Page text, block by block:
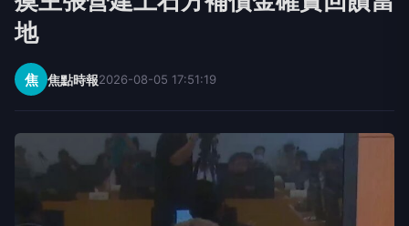
地
焦 焦點時報2026-08-05 17:51:19